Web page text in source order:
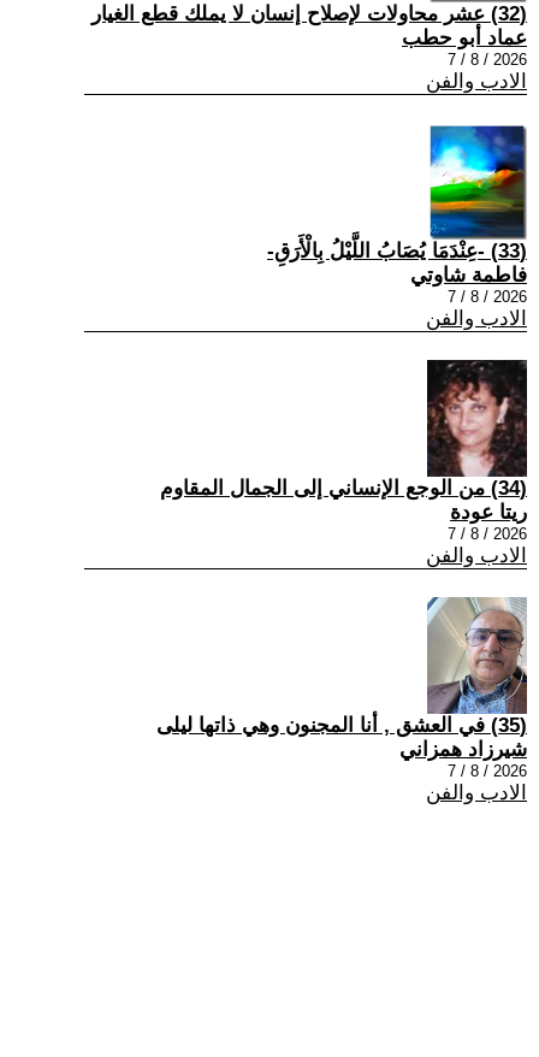
(32) عشر محاولات لإصلاح إنسان لا يملك قطع الغيار
عماد أبو حطب
2026 / 8 / 7
الادب والفن
(33) -عِنْدَمَا يُصَابُ اللَّيْلُ بِالْأَرَقِ-
فاطمة شاوتي
2026 / 8 / 7
الادب والفن
(34) من الوجع الإنساني إلى الجمال المقاوم
ريتا عودة
2026 / 8 / 7
الادب والفن
(35) في العشق , أنا المجنون وهي ذاتها ليلى
شيرزاد همزاني
2026 / 8 / 7
الادب والفن